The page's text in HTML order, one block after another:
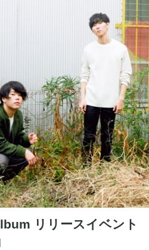
リリースイベント